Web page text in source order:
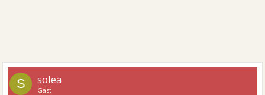
S solea
Gast